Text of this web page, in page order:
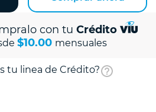
con tu Crédito
$10.00 mensuales
tu linea de Crédito?